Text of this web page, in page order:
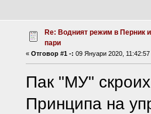
Re: Водният режим в Перник
пари
«Отговор #1 -: 09 Януари 2020, 11:42:57
Пак "МУ"
Принципа на